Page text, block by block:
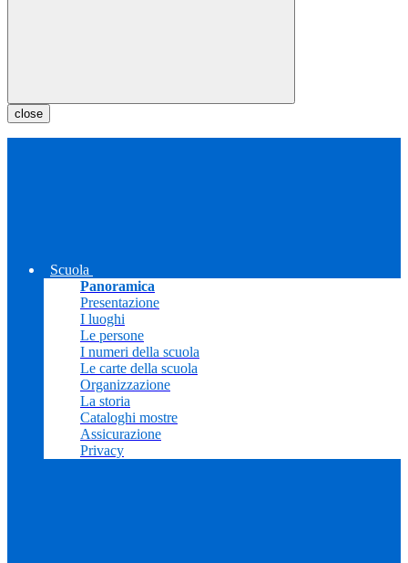
close
Scuola
Panoramica
Presentazione
I luoghi
Le persone
I numeri della scuola
Le carte della scuola
Organizzazione
La storia
Cataloghi mostre
Assicurazione
Privacy